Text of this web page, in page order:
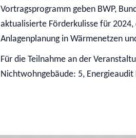
Vortragsprogramm geben BWP,
aktualisierte Förderkulisse für
Anlagenplanung in Wärmenetzen
Für die Teilnahme an der
Nichtwohngebäude: 5,